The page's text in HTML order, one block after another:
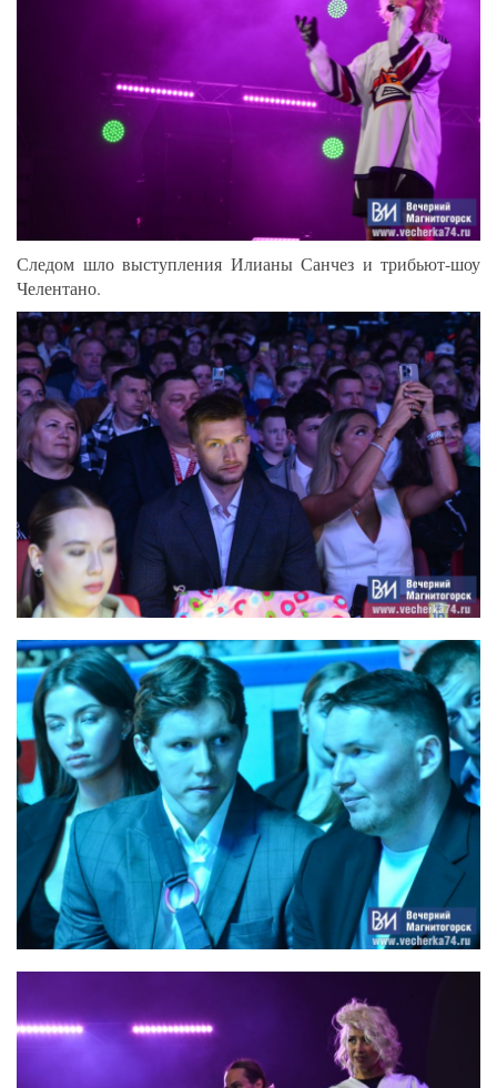
Следом шло выступления Илианы Санчез и трибьют-шоу
Челентано.